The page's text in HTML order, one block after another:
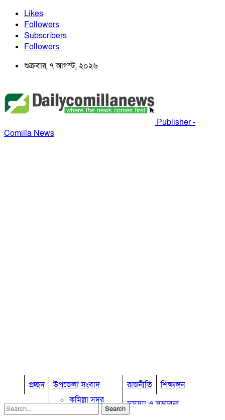
Likes
Followers
Subscribers
Followers
শুক্রবার, ৭ আগস্ট, ২০২৬
Publisher -
Comilla News
প্রচ্ছদ
উপজেলা সংবাদ
কুমিল্লা সদর
কুমিল্লা সদর দক্ষিণ
রাজনীতি
শিক্ষাঙ্গন
সমস্যা ও সম্ভাবনা